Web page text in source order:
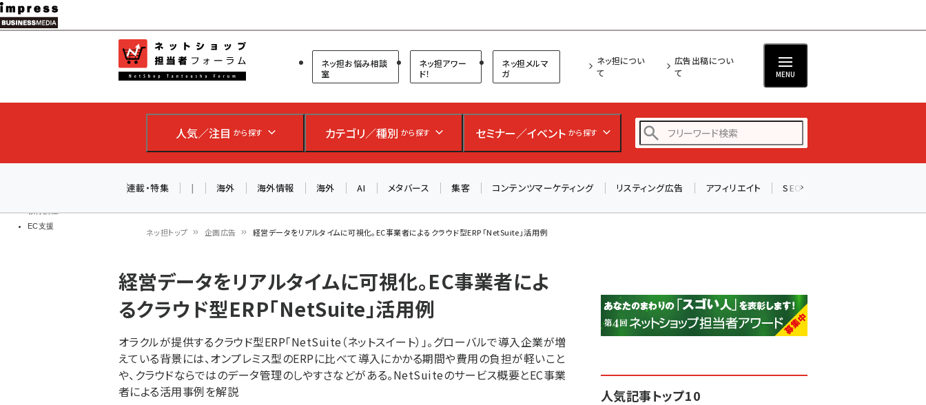
メ
イ
ン
ツ
移
教育講座
EC支援
ネットショップ担当者フォーラム
ネッ担お悩み相談
室
ネッ担アワー
ド！
ネッ担メルマ
ガ
ネッ担につい
て
広告出稿につい
て
MENU
人気／注目 から探す カテゴリ／種別 から探す セミナー／イベント から探す
アスクル (1118)
base (1071)
連載・特集 | 海外 海外情報 海外 AI メタバース 集客 コンテンツマーケティング リスティング広告 アフィリエイト SEO
ン
く
ず
ネッ担トップ 企画広告 経営データをリアルタイムに可視化。EC事業者によるクラウド型ERP「NetSuite」活用例
経営データをリアルタイムに可視化。EC事業者によ
るクラウド型ERP「NetSuite」活用例
オラクルが提供するクラウド型ERP「NetSuite（ネットスイート）」。グローバルで導入企業が増
えている背景には、オンプレミス型のERPに比べて導入にかかる期間や費用の負担が軽いこと
や、クラウドならではのデータ管理のしやすさなどがある。NetSuiteのサービス概要とEC事業
者による活用事例を解説
人気記事トップ10
お知らせ
AIが買い物を代行する時代に打つべき「次の一手」とは？
アルペン、オイシックス、元UA責任者が登壇のリアルECセ
ミナー（8/26＠東京）【交流会も実施】
8/26（水）、東京・四谷で開催。登壇者・聴講者と交流できる